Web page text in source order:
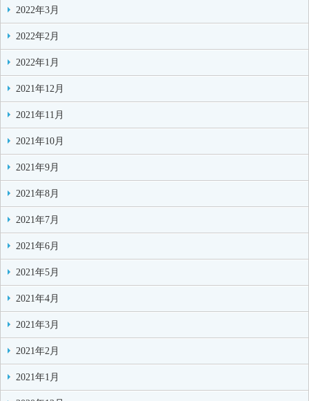
2022年3月
2022年2月
2022年1月
2021年12月
2021年11月
2021年10月
2021年9月
2021年8月
2021年7月
2021年6月
2021年5月
2021年4月
2021年3月
2021年2月
2021年1月